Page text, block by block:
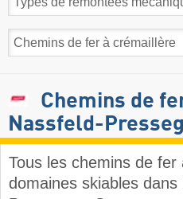
Chemins de
Nassfeld-
Tous les chemins de
domaines skiables